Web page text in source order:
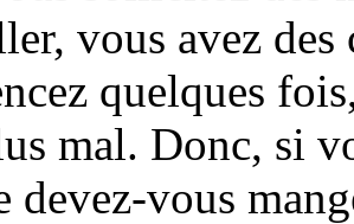
vous avez
quelques
mal. Donc, si
devez-vous